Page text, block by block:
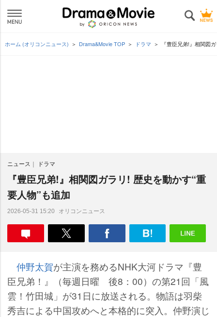
ホーム (オリコンニュース) Drama&Movie TOP ドラマ 『豊臣兄弟!』相関図
ニュース ドラマ
『豊臣兄弟!』相関図ガラリ! 歴史を動かす“重
要人物”も追加
2026-05-31 15:20 オリコンニュース
仲野太賀が主演を務めるNHK大河ドラマ『豊
臣兄弟！』（毎週日曜 後8：00）の第21回「風
雲！竹田城」が31日に放送される。物語は羽柴
秀吉による中国攻めへと本格的に突入。仲野演じ